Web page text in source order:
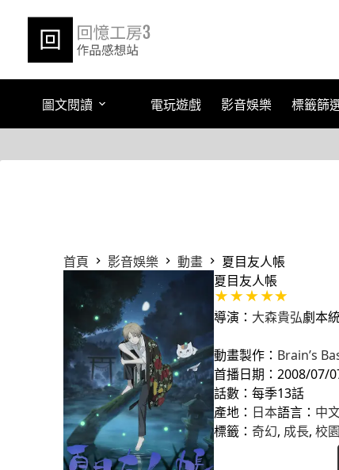
圖文閱讀 電玩遊戲 影音娛樂 標籤篩
首頁
影音娛樂 動畫
夏目友人帳
夏目友人帳
導演： 大森貴弘劇本
動畫製作： Brain’s
首播日期：2008/07/
話數：每季13話
產地： 日本語言： 中
標籤： 奇幻, 成長, 校園